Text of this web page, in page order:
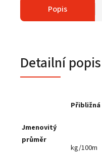
Popis
Detailní
Jmenovitý
průměr
kg/100m